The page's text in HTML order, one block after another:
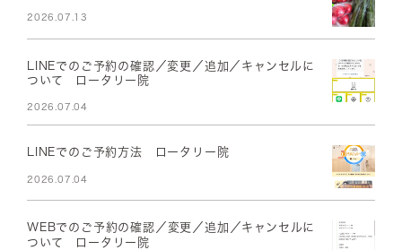
2026.07.13
LINEでのご予約の確認／変更／追加／キャンセルに
ついて ロータリー院
2026.07.04
LINEでのご予約方法 ロータリー院
2026.07.04
WEBでのご予約の確認／変更／追加／キャンセルに
ついて ロータリー院